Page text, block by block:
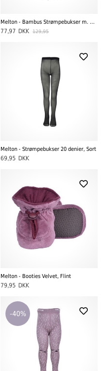
Melton - Bambus Strømpebukser m. Glimmer, Black
77,97 DKK 129,95
Melton - Strømpebukser 20 denier, Sort
69,95 DKK
Melton - Booties Velvet, Flint
79,95 DKK
-40%